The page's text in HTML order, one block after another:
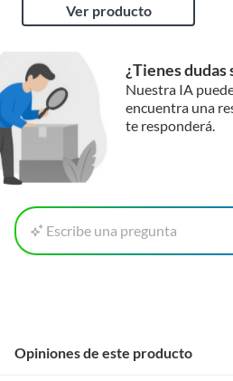
Ver producto
¿Tienes
Nuestra IA
encuentra una
te responderá.
Escribe una pregunta
Opiniones de este producto